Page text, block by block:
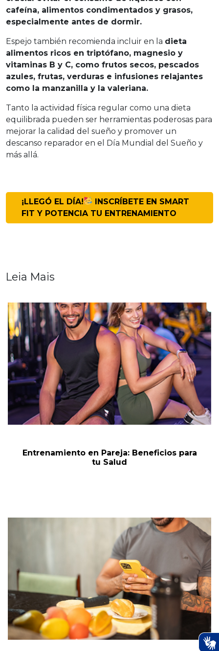
cafeína, alimentos condimentados y grasos,
especialmente antes de dormir.
Espejo también recomienda incluir en la dieta
alimentos ricos en triptófano, magnesio y
vitaminas B y C, como frutos secos, pescados
azules, frutas, verduras e infusiones relajantes
como la manzanilla y la valeriana.
Tanto la actividad física regular como una dieta
equilibrada pueden ser herramientas poderosas para
mejorar la calidad del sueño y promover un
descanso reparador en el Día Mundial del Sueño y
más allá.
¡LLEGÓ EL DÍA!
INSCRÍBETE EN SMART
FIT Y POTENCIA TU ENTRENAMIENTO
Leia Mais
Entrenamiento en Pareja: Beneficios para
tu Salud